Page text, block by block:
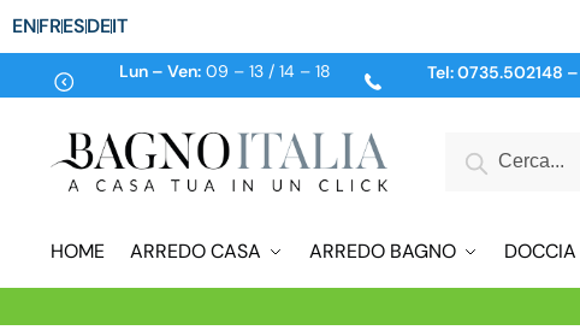
ENFRESDEIT
Lun – Ven:09 – 13 / 14 – 18 Tel:0735.502148 –
HOME ARREDO CASA ARREDO BAGNO DOCCIA